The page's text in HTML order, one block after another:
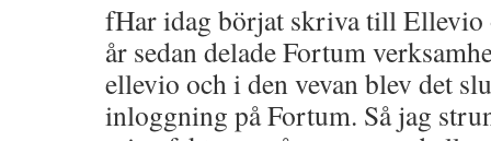
fHar idag börjat skriva till Ellevio
år sedan delade Fortum
ellevio och i den vevan blev det
inloggning på Fortum. Så jag